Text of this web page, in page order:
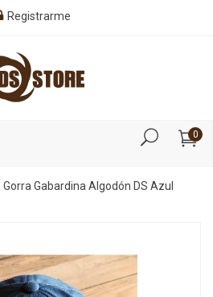
Registrarme
0
Gorra Gabardina Algodón DS Azul